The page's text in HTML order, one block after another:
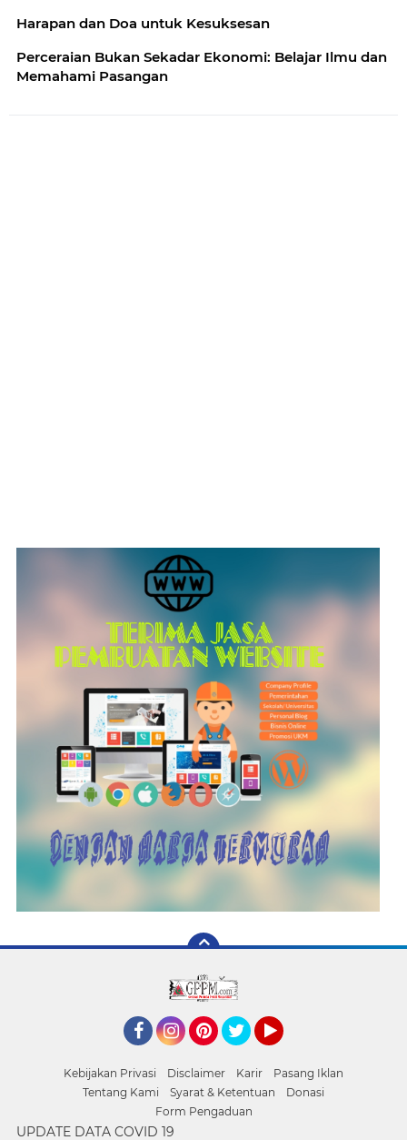
Harapan dan Doa untuk Kesuksesan
Perceraian Bukan Sekadar Ekonomi: Belajar Ilmu dan
Memahami Pasangan
Kebijakan Privasi Disclaimer Karir
Pasang Iklan
Tentang Kami
Syarat & Ketentuan
Donasi
Form Pengaduan
UPDATE DATA COVID 19